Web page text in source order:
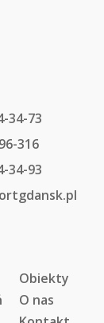
34-73
316
34-93
Obiekty
O nas